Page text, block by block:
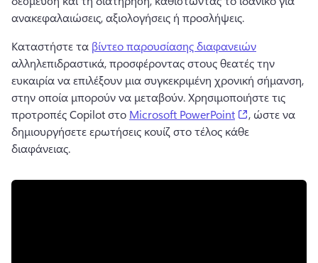
ανακεφαλαιώσεις, αξιολογήσεις ή προσλήψεις.
Καταστήστε τα βίντεο παρουσίασης διαφανειών
αλληλεπιδραστικά, προσφέροντας στους θεατές την
ευκαιρία να επιλέξουν μια συγκεκριμένη χρονική σήμανση,
στην οποία μπορούν να μεταβούν. Χρησιμοποιήστε τις
προτροπές Copilot στο Microsoft PowerPoint (opens in a
, ώστε να
δημιουργήσετε ερωτήσεις κουίζ στο τέλος κάθε
διαφάνειας.